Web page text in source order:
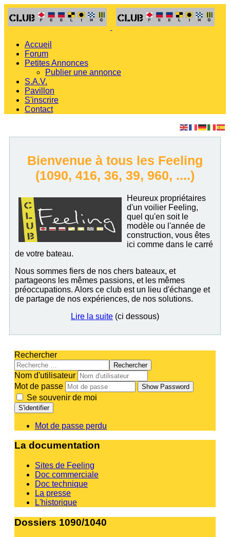
Accueil
Forum
Petites Annonces
Publier une annonce
S.A.V.
Pavillon
S'inscrire
Contact
Bienvenue à tous les Feeling
(1090, 416, 36, 39, 960, ....)
Heureux propriétaires
d'un voilier Feeling,
quel qu'en soit le
modèle ou l'année de
construction, vous êtes
ici comme dans le carré
de votre bateau.
Nous sommes fiers de nos chers bateaux, et
partageons les mêmes passions, et les mêmes
préoccupations. Alors ce club est un lieu d'échange et
de partage de nos expériences, de nos solutions.
Lire la suite (ci dessous)
Rechercher
Rechercher
Nom d'utilisateur
Mot de passe
Show Password
Se souvenir de moi
S'identifier
Mot de passe perdu
La documentation
Sites de Feeling
Doc commerciale
Doc technique
La presse
L'historique
Dossiers 1090/1040